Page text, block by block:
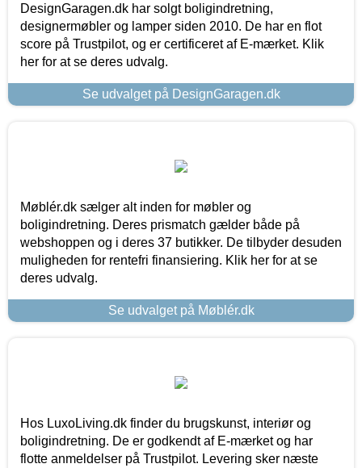
DesignGaragen.dk har solgt boligindretning,
designermøbler og lamper siden 2010. De har en flot
score på Trustpilot, og er certificeret af E-mærket. Klik
her for at se deres udvalg.
Se udvalget på DesignGaragen.dk
Møblér.dk sælger alt inden for møbler og
boligindretning. Deres prismatch gælder både på
webshoppen og i deres 37 butikker. De tilbyder desuden
muligheden for rentefri finansiering. Klik her for at se
deres udvalg.
Se udvalget på Møblér.dk
Hos LuxoLiving.dk finder du brugskunst, interiør og
boligindretning. De er godkendt af E-mærket og har
flotte anmeldelser på Trustpilot. Levering sker næste